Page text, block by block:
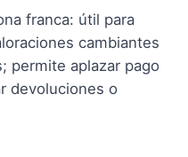
franca: útil para
cambiantes
permite aplazar pago
devoluciones o